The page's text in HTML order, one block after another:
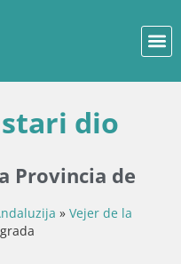
stari dio
Provincia de
» Vejer de la